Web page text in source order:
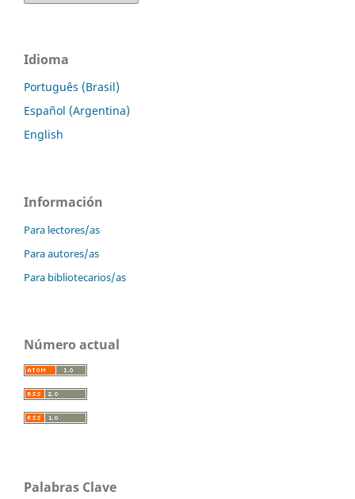
Idioma
Português (Brasil)
Español (Argentina)
English
Información
Para lectores/as
Para autores/as
Para bibliotecarios/as
Número actual
Palabras Clave